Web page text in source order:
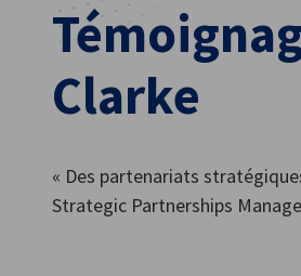
Clarke
« Des partenariats
Strategic Partnerships